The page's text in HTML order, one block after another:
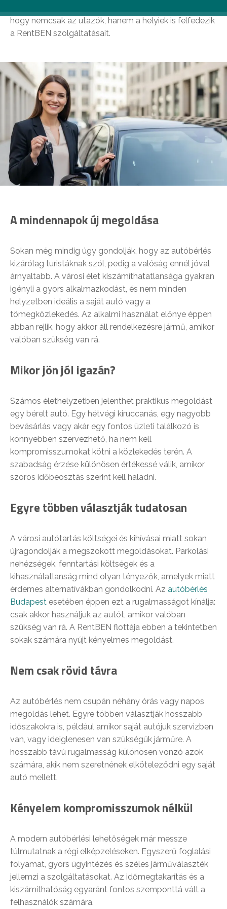
hogy nemcsak az utazók, hanem a helyiek is felfedezik
a RentBEN szolgáltatásait.
A mindennapok új megoldása
Sokan még mindig úgy gondolják, hogy az autóbérlés
kizárólag turistáknak szól, pedig a valóság ennél jóval
árnyaltabb. A városi élet kiszámíthatatlansága gyakran
igényli a gyors alkalmazkodást, és nem minden
helyzetben ideális a saját autó vagy a
tömegközlekedés. Az alkalmi használat előnye éppen
abban rejlik, hogy akkor áll rendelkezésre jármű, amikor
valóban szükség van rá.
Mikor jön jól igazán?
Számos élethelyzetben jelenthet praktikus megoldást
egy bérelt autó. Egy hétvégi kiruccanás, egy nagyobb
bevásárlás vagy akár egy fontos üzleti találkozó is
könnyebben szervezhető, ha nem kell
kompromisszumokat kötni a közlekedés terén. A
szabadság érzése különösen értékessé válik, amikor
szoros időbeosztás szerint kell haladni.
Egyre többen választják tudatosan
A városi autótartás költségei és kihívásai miatt sokan
újragondolják a megszokott megoldásokat. Parkolási
nehézségek, fenntartási költségek és a
kihasználatlanság mind olyan tényezők, amelyek miatt
érdemes alternatívákban gondolkodni. Az autóbérlés
Budapest esetében éppen ezt a rugalmasságot kínálja:
csak akkor használjuk az autót, amikor valóban
szükség van rá. A RentBEN flottája ebben a tekintetben
sokak számára nyújt kényelmes megoldást.
Nem csak rövid távra
Az autóbérlés nem csupán néhány órás vagy napos
megoldás lehet. Egyre többen választják hosszabb
időszakokra is, például amikor saját autójuk szervizben
van, vagy ideiglenesen van szükségük járműre. A
hosszabb távú rugalmasság különösen vonzó azok
számára, akik nem szeretnének elköteleződni egy saját
autó mellett.
Kényelem kompromisszumok nélkül
A modern autóbérlési lehetőségek már messze
túlmutatnak a régi elképzeléseken. Egyszerű foglalási
folyamat, gyors ügyintézés és széles járműválaszték
jellemzi a szolgáltatásokat. Az időmegtakarítás és a
kiszámíthatóság egyaránt fontos szemponttá vált a
felhasználók számára.